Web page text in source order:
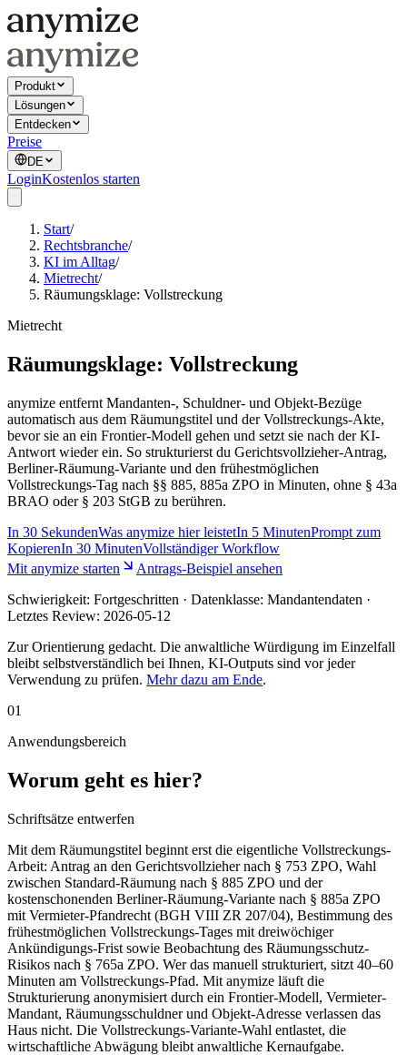
Produkt
Lösungen
Entdecken
Preise
DE
LoginKostenlos starten
Start/
Rechtsbranche/
KI im Alltag/
Mietrecht/
Räumungsklage: Vollstreckung
Mietrecht
Räumungsklage: Vollstreckung
anymize entfernt Mandanten-, Schuldner- und Objekt-Bezüge
automatisch aus dem Räumungstitel und der Vollstreckungs-Akte,
bevor sie an ein Frontier-Modell gehen und setzt sie nach der KI-
Antwort wieder ein. So strukturierst du Gerichtsvollzieher-Antrag,
Berliner-Räumung-Variante und den frühestmöglichen
Vollstreckungs-Tag nach §§ 885, 885a ZPO in Minuten, ohne § 43a
BRAO oder § 203 StGB zu berühren.
In 30 SekundenWas anymize hier leistetIn 5 MinutenPrompt zum
KopierenIn 30 MinutenVollständiger Workflow
Mit anymize starten
Antrags-Beispiel ansehen
Schwierigkeit: Fortgeschritten · Datenklasse: Mandantendaten ·
Letztes Review: 2026-05-12
Zur Orientierung gedacht. Die anwaltliche Würdigung im Einzelfall
bleibt selbstverständlich bei Ihnen, KI-Outputs sind vor jeder
Verwendung zu prüfen. Mehr dazu am Ende.
01
Anwendungsbereich
Worum geht es hier?
Schriftsätze entwerfen
Mit dem Räumungstitel beginnt erst die eigentliche Vollstreckungs-
Arbeit: Antrag an den Gerichtsvollzieher nach § 753 ZPO, Wahl
zwischen Standard-Räumung nach § 885 ZPO und der
kostenschonenden Berliner-Räumung-Variante nach § 885a ZPO
mit Vermieter-Pfandrecht (BGH VIII ZR 207/04), Bestimmung des
frühestmöglichen Vollstreckungs-Tages mit dreiwöchiger
Ankündigungs-Frist sowie Beobachtung des Räumungsschutz-
Risikos nach § 765a ZPO. Wer das manuell strukturiert, sitzt 40–60
Minuten am Vollstreckungs-Pfad. Mit anymize läuft die
Strukturierung anonymisiert durch ein Frontier-Modell, Vermieter-
Mandant, Räumungsschuldner und Objekt-Adresse verlassen das
Haus nicht. Die Vollstreckungs-Variante-Wahl entlastet, die
wirtschaftliche Abwägung bleibt anwaltliche Kernaufgabe.